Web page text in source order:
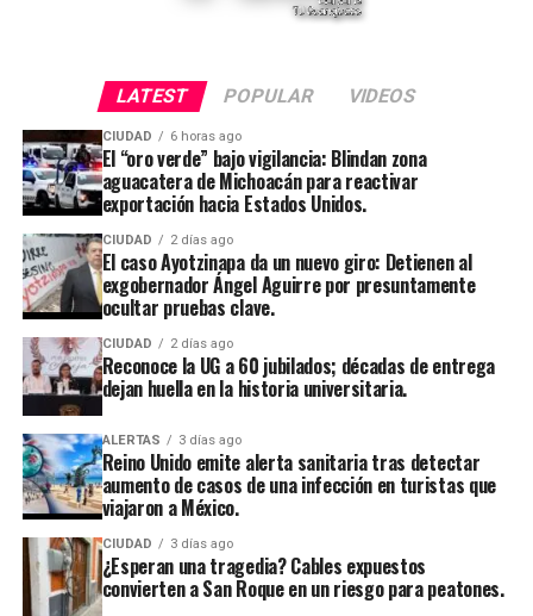
LATEST POPULAR VIDEOS
CIUDAD 6 horas ago
El “oro verde” bajo vigilancia: Blindan zona
aguacatera de Michoacán para reactivar
exportación hacia Estados Unidos.
CIUDAD 2 días ago
El caso Ayotzinapa da un nuevo giro: Detienen al
exgobernador Ángel Aguirre por presuntamente
ocultar pruebas clave.
CIUDAD 2 días ago
Reconoce la UG a 60 jubilados; décadas de entrega
dejan huella en la historia universitaria.
ALERTAS 3 días ago
Reino Unido emite alerta sanitaria tras detectar
aumento de casos de una infección en turistas que
viajaron a México.
CIUDAD 3 días ago
¿Esperan una tragedia? Cables expuestos
convierten a San Roque en un riesgo para peatones.